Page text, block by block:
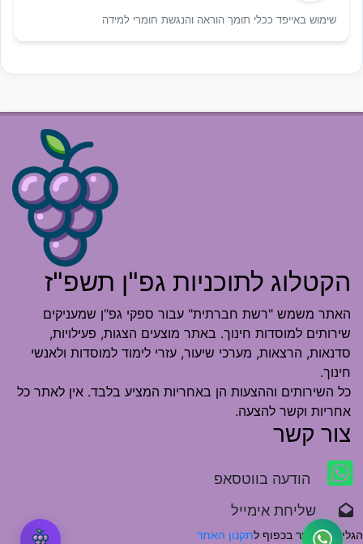
שימוש באייפד ככלי תומך הוראה והנגשת חומרי למידה
הקטלוג לתוכניות גפ"ן תשפ"ז
האתר משמש "רשת חברתית" עבור ספקי גפ"ן שמעניקים
שירותים למוסדות חינוך. באתר מוצעים הצגות, פעילויות,
סדנאות, הרצאות, מערכי שיעור, עזרי לימוד למוסדות ולאנשי
חינוך.
כל השירותים וההצעות הן באחריות המציע בלבד. אין לאתר כל
אחריות וקשר להצעה.
צור קשר
הודעה בווטסאפ
שליחת אימייל
הגלישה באתר בכפוף לתקנון האתר